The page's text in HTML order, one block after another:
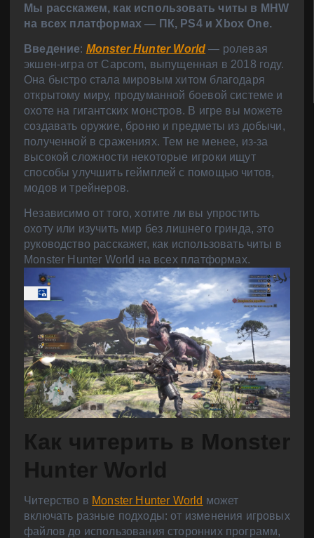
Мы расскажем, как использовать читы в MHW
на всех платформах — ПК, PS4 и Xbox One.
Введение: Monster Hunter World — ролевая
экшен-игра от Capcom, выпущенная в 2018 году.
Она быстро стала мировым хитом благодаря
открытому миру, продуманной боевой системе и
охоте на гигантских монстров. В игре вы можете
создавать оружие, броню и предметы из добычи,
полученной в сражениях. Тем не менее, из-за
высокой сложности некоторые игроки ищут
способы улучшить геймплей с помощью читов,
модов и трейнеров.
Независимо от того, хотите ли вы упростить
охоту или изучить мир без лишнего гринда, это
руководство расскажет, как использовать читы в
Monster Hunter World на всех платформах.
Как читерить в Monster
Hunter World
Читерство в Monster Hunter World может
включать разные подходы: от изменения игровых
файлов до использования сторонних программ,